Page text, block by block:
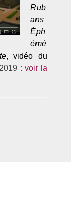
Rub
ans
Éph
émè
, vidéo du
:voir la